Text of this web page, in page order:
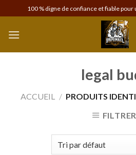
to
content
100 % digne de confiance et fiable
legal
ACCUEIL / PRODUITS
FILTRER